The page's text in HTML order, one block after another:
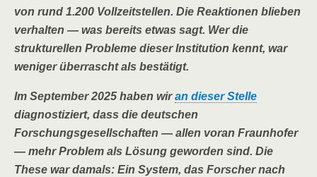
von rund 1.200 Vollzeitstellen. Die Reaktionen blieben
verhalten — was bereits etwas sagt. Wer die
strukturellen Probleme dieser Institution kennt, war
weniger überrascht als bestätigt.
Im September 2025 haben wiran dieser Stelle
diagnostiziert, dass die deutschen
Forschungsgesellschaften — allen voran Fraunhofer
— mehr Problem als Lösung geworden sind. Die
These war damals: Ein System, das Forscher nach